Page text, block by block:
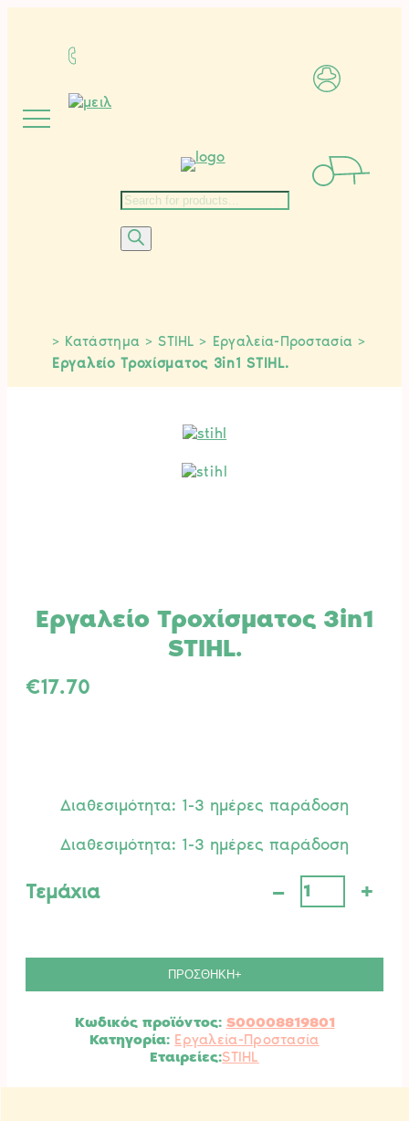
περιεχόμενο
Αναζήτηση
προϊόντων
> Κατάστημα >STIHL > Εργαλεία-Προστασία >
Εργαλείο Τροχίσματος 3in1 STIHL.
Εργαλείο Τροχίσματος 3in1
STIHL.
€17.70
Διαθεσιμότητα: 1-3 ημέρες παράδοση
Διαθεσιμότητα: 1-3 ημέρες παράδοση
Τεμάχια –
Εργαλείο
+
ΠΡΟΣΘΗΚΗ+
Κωδικός προϊόντος: S00008819801
Κατηγορία: Εργαλεία-Προστασία
STIHL